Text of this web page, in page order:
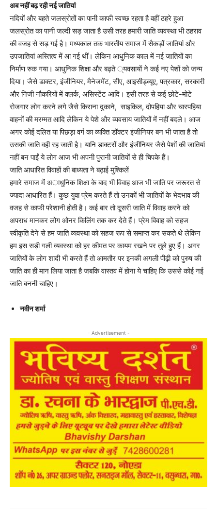
अब नहीं बढ़ रही नई जातियां
नदियों और बहते जलस्रोतों का पानी काफी स्वच्छ रहता है वहीं ठहरे हुआ
जलस्रोत का पानी जल्दी सड़ जाता है उसी तरह हमारी जाति व्यवस्था भी ठहराव
की वजह से सड़ गई है। मध्यकाल तक भारतीय समाज में सैकड़ों जातियां और
उपजातियां अस्तित्व में आ गई थीं। लेकिन आधुनिक काल में नई जातियों का
निर्माण रुक गया। आधुनिक शिक्षा और बढ़ते ्यवसायों ने कई नए पेशों को जन्म
दिया। जैसे डाक्टर, इंजीनियर, मैनेजमेंट, सीए, आइसीड्व्यूए, पत्रकार, सरकारी
और निजी नौकरियों में क्लर्क, असिस्टेंट आदि। इसी तरह से कई छोटे-मोटे
रोजगार लोग करने लगे जैसे किराना दुकाने, साइकिल, दोपहिया और चारपहिया
वाहनों की मरम्मत आदि लेकिन ये पेशे और व्यवसाय जातियों में नहीं बदले। आज
अगर कोई दलित या पिछड़ा वर्ग का व्यक्ति डॉक्टर इंजीनियर बन भी जाता है तो
उसकी जाति वही रह जाती है। यानि डाक्टरों और इंजीनियर जैसे पेशों की जातियां
नहीं बन पाईं ये लोग आज भी अपनी पुरानी जातियों से ही चिपके हैं।
जाति आधारित विवाहों की बाध्यता ने बढ़ाई मुश्किलें
हमारे समाज में अाधुनिक शिक्षा के बाद भी विवाह आज भी जाति पर जरूरत से
ज्यादा आधारित हैं। कुछ युवा प्रेम करते हैं तो उनकों भी जातियों के भेदभाव की
वजह से काफी परेशानी होती है। कई बार तो दूसरी जाति में विवाह करने को
अपराध मानकर लोग ओनर किलिंग तक कर देते हैं। प्रेम विवाह को सहज
स्वीकृति देने से हम जाति व्यवस्था को सहज रूप से समाप्त कर सकते थे लेकिन
हम इस सड़ी गली व्यवस्था को हर कीमत पर कायम रखने पर तुले हुए हैं। अगर
जातियों के लोग शादी भी करते हैं तो आमतौर पर इनकी अगली पीढ़ी को पुरुष की
जाति का ही मान लिया जाता है जबकि वास्तव में होना ये चाहिए कि उससे कोई नई
जाति बननी चाहिए।
नवीन शर्मा
- Advertisement -